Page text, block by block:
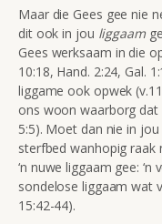
Maar die Gees gee nie
dit ook in jou liggaam
Gees werksaam in die
10:18, Hand. 2:24, Gal.
liggame ook opwek
ons woon waarborg dat
5:5). Moet dan nie in
sterfbed wanhopig raak
‘n nuwe liggaam gee:
sondelose liggaam wat
15:42-44).